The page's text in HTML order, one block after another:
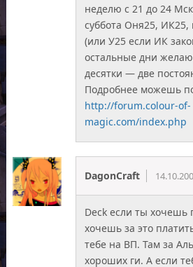
неделю с 21 до 24
суббота Оня25,
(или У25 если ИК
остальные дни
десятки — две
Подробнее можешь
http://forum.colour-of-
magic.com/index.php
DagonCraft
Deck если ты хочешь
хочешь за это
тебе на ВП. Там за
хороших ги. А если